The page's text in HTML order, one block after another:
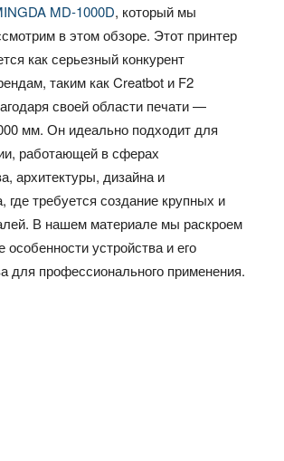
MD-1000D, который мы
в этом обзоре. Этот принтер
как серьезный конкурент
таким как Creatbot и F2
своей области печати —
мм. Он идеально подходит для
работающей в сферах
архитектуры, дизайна и
где требуется создание крупных и
В нашем материале мы раскроем
устройства и его
для профессионального применения.